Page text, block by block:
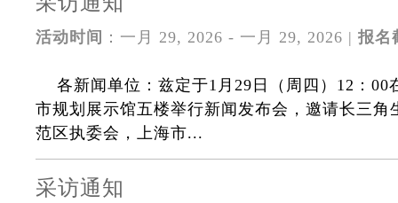
活动时间 ：一月 29, 2026 - 一月 29, 2026 | 报名
各新闻单位：兹定于1月29日（周四）12：00
市规划展示馆五楼举行新闻发布会，邀请长三角
范区执委会，上海市...
采访通知